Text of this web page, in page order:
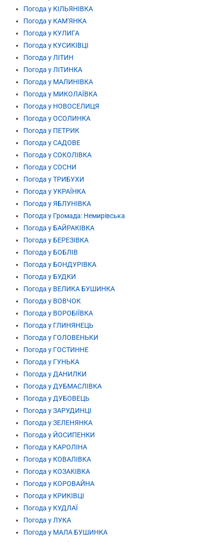
Погода у КІЛЬЯНІВКА
Погода у КАМ'ЯНКА
Погода у КУЛИГА
Погода у КУСИКІВЦІ
Погода у ЛІТИН
Погода у ЛІТИНКА
Погода у МАЛИНІВКА
Погода у МИКОЛАЇВКА
Погода у НОВОСЕЛИЦЯ
Погода у ОСОЛИНКА
Погода у ПЕТРИК
Погода у САДОВЕ
Погода у СОКОЛІВКА
Погода у СОСНИ
Погода у ТРИБУХИ
Погода у УКРАЇНКА
Погода у ЯБЛУНІВКА
Погода у Громада: Немирівська
Погода у БАЙРАКІВКА
Погода у БЕРЕЗІВКА
Погода у БОБЛІВ
Погода у БОНДУРІВКА
Погода у БУДКИ
Погода у ВЕЛИКА БУШИНКА
Погода у ВОВЧОК
Погода у ВОРОБІЇВКА
Погода у ГЛИНЯНЕЦЬ
Погода у ГОЛОВЕНЬКИ
Погода у ГОСТИННЕ
Погода у ГУНЬКА
Погода у ДАНИЛКИ
Погода у ДУБМАСЛІВКА
Погода у ДУБОВЕЦЬ
Погода у ЗАРУДИНЦІ
Погода у ЗЕЛЕНЯНКА
Погода у ЙОСИПЕНКИ
Погода у КАРОЛІНА
Погода у КОВАЛІВКА
Погода у КОЗАКІВКА
Погода у КОРОВАЙНА
Погода у КРИКІВЦІ
Погода у КУДЛАЇ
Погода у ЛУКА
Погода у МАЛА БУШИНКА